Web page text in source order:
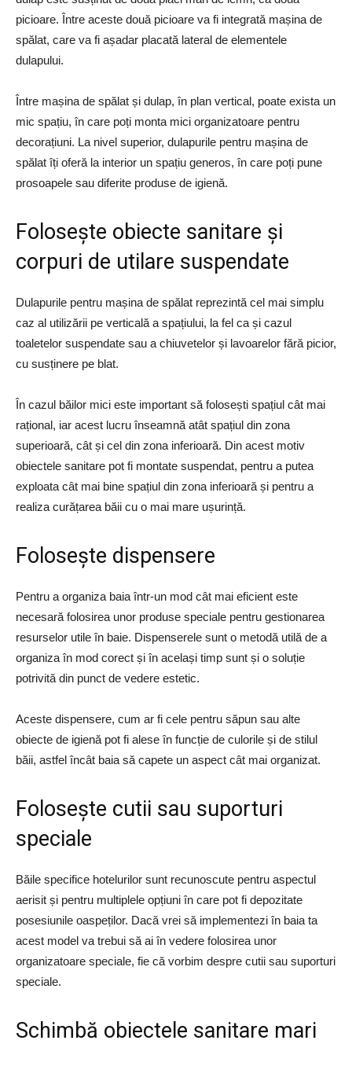
picioare. Între aceste două picioare va fi integrată mașina de
spălat, care va fi așadar placată lateral de elementele
dulapului.
Între mașina de spălat și dulap, în plan vertical, poate exista un
mic spațiu, în care poți monta mici organizatoare pentru
decorațiuni. La nivel superior, dulapurile pentru mașina de
spălat îți oferă la interior un spațiu generos, în care poți pune
prosoapele sau diferite produse de igienă.
Folosește obiecte sanitare și
corpuri de utilare suspendate
Dulapurile pentru mașina de spălat reprezintă cel mai simplu
caz al utilizării pe verticală a spațiului, la fel ca și cazul
toaletelor suspendate sau a chiuvetelor și lavoarelor fără picior,
cu susținere pe blat.
În cazul băilor mici este important să folosești spațiul cât mai
rațional, iar acest lucru înseamnă atât spațiul din zona
superioară, cât și cel din zona inferioară. Din acest motiv
obiectele sanitare pot fi montate suspendat, pentru a putea
exploata cât mai bine spațiul din zona inferioară și pentru a
realiza curățarea băii cu o mai mare ușurință.
Folosește dispensere
Pentru a organiza baia într-un mod cât mai eficient este
necesară folosirea unor produse speciale pentru gestionarea
resurselor utile în baie. Dispenserele sunt o metodă utilă de a
organiza în mod corect și în același timp sunt și o soluție
potrivită din punct de vedere estetic.
Aceste dispensere, cum ar fi cele pentru săpun sau alte
obiecte de igienă pot fi alese în funcție de culorile și de stilul
băii, astfel încât baia să capete un aspect cât mai organizat.
Folosește cutii sau suporturi
speciale
Băile specifice hotelurilor sunt recunoscute pentru aspectul
aerisit și pentru multiplele opțiuni în care pot fi depozitate
posesiunile oaspeților. Dacă vrei să implementezi în baia ta
acest model va trebui să ai în vedere folosirea unor
organizatoare speciale, fie că vorbim despre cutii sau suporturi
speciale.
Schimbă obiectele sanitare mari